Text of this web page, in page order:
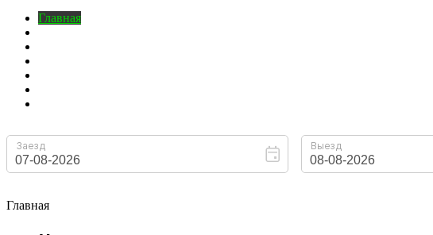
Главная
Главная